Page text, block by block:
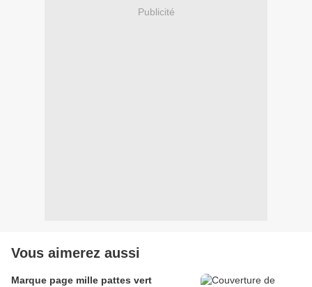
Publicité
Vous aimerez aussi
Marque page mille pattes vert